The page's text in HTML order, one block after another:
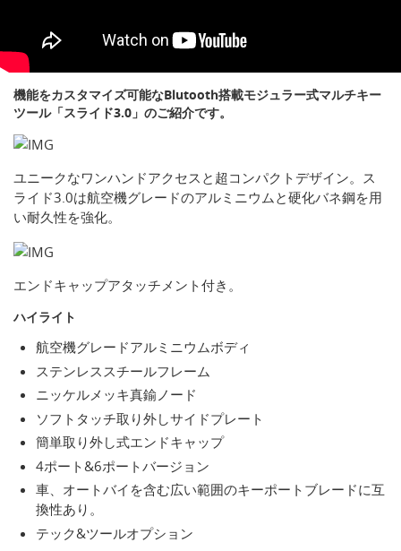
機能をカスタマイズ可能なBlutooth搭載モジュラー式マルチキー
ツール「スライド3.0」のご紹介です。
ユニークなワンハンドアクセスと超コンパクトデザイン。ス
ライド3.0は航空機グレードのアルミニウムと硬化バネ鋼を用
い耐久性を強化。
エンドキャップアタッチメント付き。
ハイライト
航空機グレードアルミニウムボディ
ステンレススチールフレーム
ニッケルメッキ真鍮ノード
ソフトタッチ取り外しサイドプレート
簡単取り外し式エンドキャップ
4ポート&6ポートバージョン
車、オートバイを含む広い範囲のキーポートブレードに互
換性あり。
テック&ツールオプション